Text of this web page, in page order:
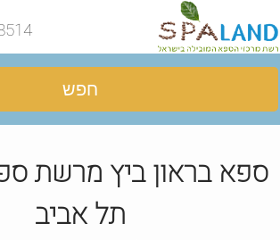
חפש
ספא בראון ביץ מרשת
תל אביב